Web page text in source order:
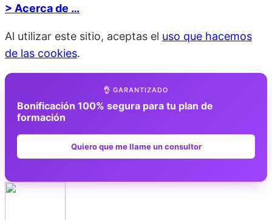
> Acerca de …
Al utilizar este sitio, aceptas el uso que hacemos
de las cookies.
👌 GARANTIZADO
Bonificación 100% segura para tu plan de
formación
Quiero que me llame un consultor